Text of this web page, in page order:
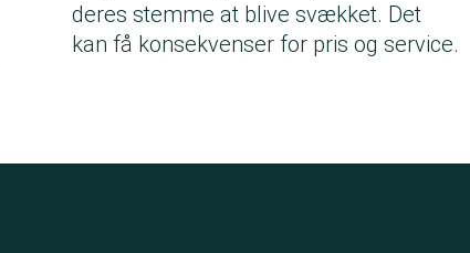
deres stemme at blive svækket. Det
kan få konsekvenser for pris og service.